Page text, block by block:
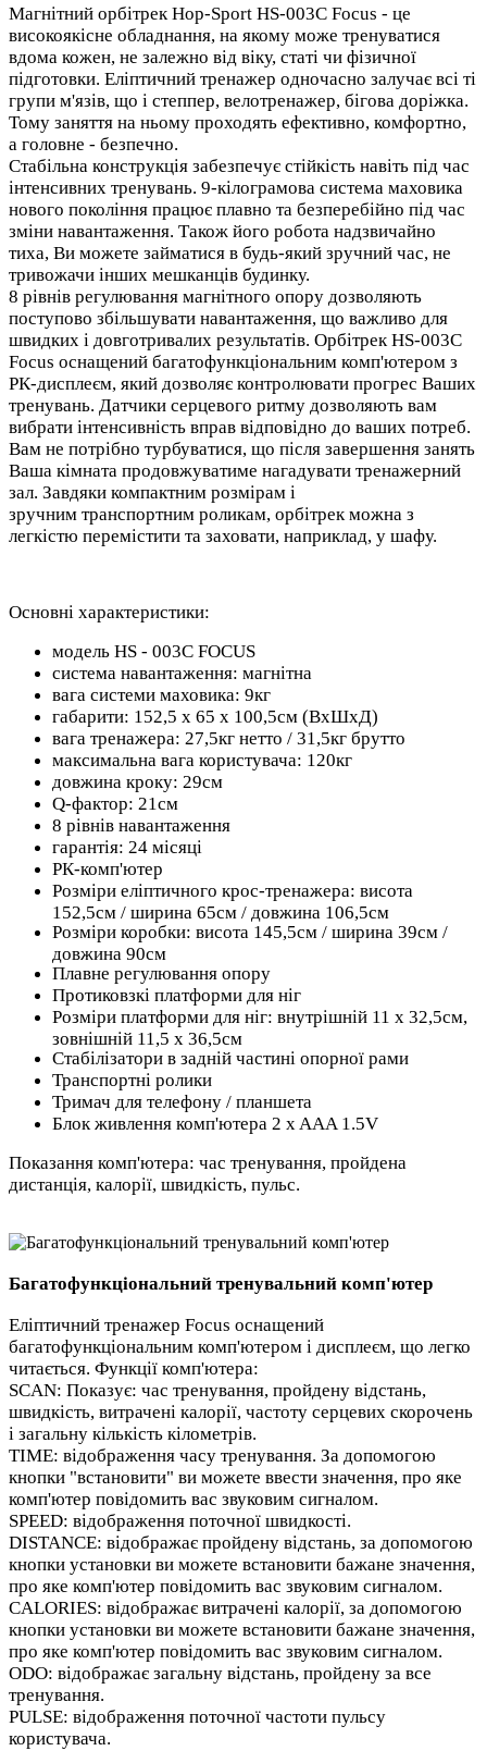
Магнітний орбітрек Hop-Sport HS-003C Focus - це
високоякісне обладнання, на якому може тренуватися
вдома кожен, не залежно від віку, статі чи фізичної
підготовки. Еліптичний тренажер одночасно залучає всі ті
групи м'язів, що і степпер, велотренажер, бігова доріжка.
Тому заняття на ньому проходять ефективно, комфортно,
а головне - безпечно.
Стабільна конструкція забезпечує стійкість навіть під час
інтенсивних тренувань. 9-кілограмова система маховика
нового покоління працює плавно та безперебійно під час
зміни навантаження. Також його робота надзвичайно
тиха, Ви можете займатися в будь-який зручний час, не
тривожачи інших мешканців будинку.
8 рівнів регулювання магнітного опору дозволяють
поступово збільшувати навантаження, що важливо для
швидких і довготривалих результатів. Орбітрек HS-003C
Focus оснащений багатофункціональним комп'ютером з
РК-дисплеєм, який дозволяє контролювати прогрес Ваших
тренувань. Датчики серцевого ритму дозволяють вам
вибрати інтенсивність вправ відповідно до ваших потреб.
Вам не потрібно турбуватися, що після завершення занять
Ваша кімната продовжуватиме нагадувати тренажерний
зал. Завдяки компактним розмірам і
зручним транспортним роликам, орбітрек можна з
легкістю перемістити та заховати, наприклад, у шафу.
Основні характеристики:
модель HS - 003C FOCUS
система навантаження: магнітна
вага системи маховика: 9кг
габарити: 152,5 х 65 х 100,5см (ВхШхД)
вага тренажера: 27,5кг нетто / 31,5кг брутто
максимальна вага користувача: 120кг
довжина кроку: 29см
Q-фактор: 21см
8 рівнів навантаження
гарантія: 24 місяці
РК-комп'ютер
Розміри еліптичного крос-тренажера: висота
152,5см / ширина 65см / довжина 106,5см
Розміри коробки: висота 145,5см / ширина 39см /
довжина 90см
Плавне регулювання опору
Протиковзкі платформи для ніг
Розміри платформи для ніг: внутрішній 11 x 32,5см,
зовнішній 11,5 x 36,5см
Стабілізатори в задній частині опорної рами
Транспортні ролики
Тримач для телефону / планшета
Блок живлення комп'ютера 2 x AAA 1.5V
Показання комп'ютера: час тренування, пройдена
дистанція, калорії, швидкість, пульс.
Багатофункціональний тренувальний комп'ютер
Еліптичний тренажер Focus оснащений
багатофункціональним комп'ютером і дисплеєм, що легко
читається. Функції комп'ютера:
SCAN: Показує: час тренування, пройдену відстань,
швидкість, витрачені калорії, частоту серцевих скорочень
і загальну кількість кілометрів.
TIME: відображення часу тренування. За допомогою
кнопки "встановити" ви можете ввести значення, про яке
комп'ютер повідомить вас звуковим сигналом.
SPEED: відображення поточної швидкості.
DISTANCE: відображає пройдену відстань, за допомогою
кнопки установки ви можете встановити бажане значення,
про яке комп'ютер повідомить вас звуковим сигналом.
CALORIES: відображає витрачені калорії, за допомогою
кнопки установки ви можете встановити бажане значення,
про яке комп'ютер повідомить вас звуковим сигналом.
ODO: відображає загальну відстань, пройдену за все
тренування.
PULSE: відображення поточної частоти пульсу
користувача.